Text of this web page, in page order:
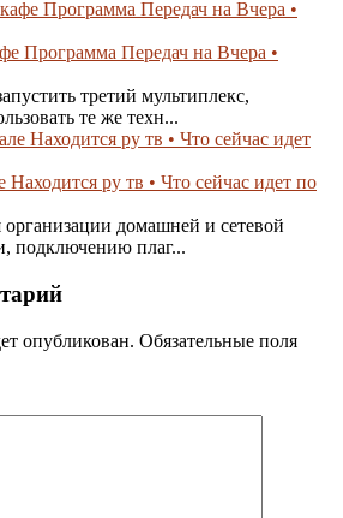
Программа Передач на Вчера •
третий мультиплекс,
те же техн...
ру тв • Что сейчас идет по
домашней и сетевой
подключению плаг...
опубликован. Обязательные поля